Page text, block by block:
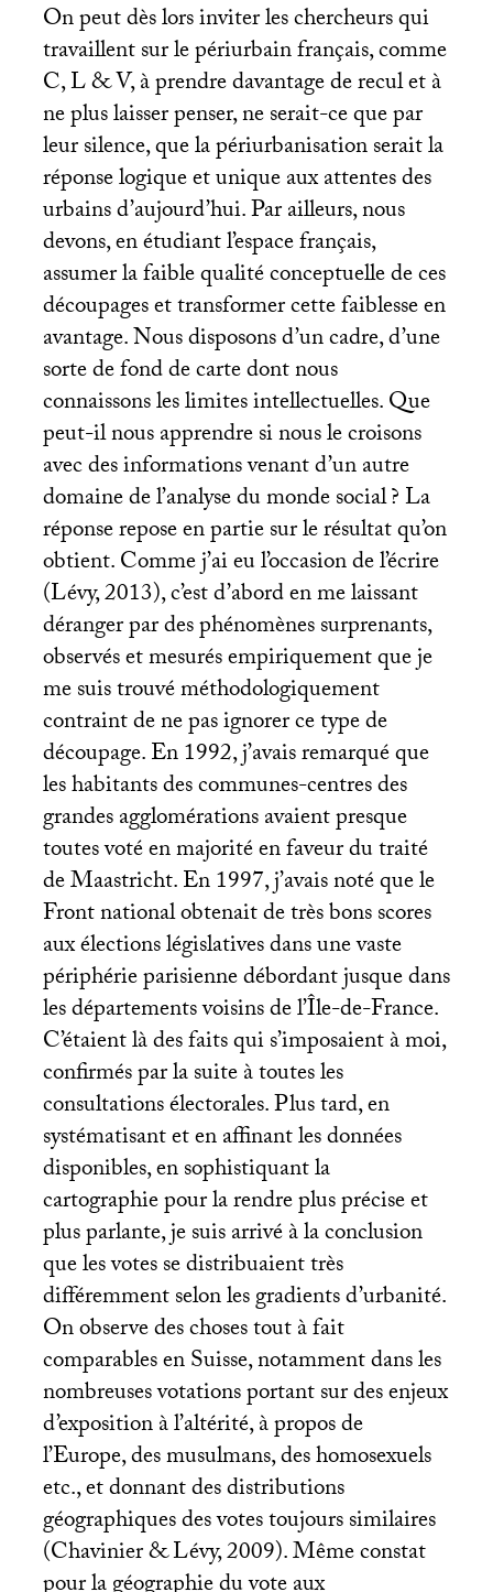
On peut dès lors inviter les chercheurs qui
travaillent sur le périurbain français, comme
C, L & V, à prendre davantage de recul et à
ne plus laisser penser, ne serait-ce que par
leur silence, que la périurbanisation serait la
réponse logique et unique aux attentes des
urbains d’aujourd’hui. Par ailleurs, nous
devons, en étudiant l’espace français,
assumer la faible qualité conceptuelle de ces
découpages et transformer cette faiblesse en
avantage. Nous disposons d’un cadre, d’une
sorte de fond de carte dont nous
connaissons les limites intellectuelles. Que
peut-il nous apprendre si nous le croisons
avec des informations venant d’un autre
domaine de l’analyse du monde social? La
réponse repose en partie sur le résultat qu’on
obtient. Comme j’ai eu l’occasion de l’écrire
(Lévy, 2013), c’est d’abord en me laissant
déranger par des phénomènes surprenants,
observés et mesurés empiriquement que je
me suis trouvé méthodologiquement
contraint de ne pas ignorer ce type de
découpage. En 1992, j’avais remarqué que
les habitants des communes-centres des
grandes agglomérations avaient presque
toutes voté en majorité en faveur du traité
de Maastricht. En 1997, j’avais noté que le
Front national obtenait de très bons scores
aux élections législatives dans une vaste
périphérie parisienne débordant jusque dans
les départements voisins de l’Île-de-France.
C’étaient là des faits qui s’imposaient à moi,
confirmés par la suite à toutes les
consultations électorales. Plus tard, en
systématisant et en affinant les données
disponibles, en sophistiquant la
cartographie pour la rendre plus précise et
plus parlante, je suis arrivé à la conclusion
que les votes se distribuaient très
différemment selon les gradients d’urbanité.
On observe des choses tout à fait
comparables en Suisse, notamment dans les
nombreuses votations portant sur des enjeux
d’exposition à l’altérité, à propos de
l’Europe, des musulmans, des homosexuels
etc., et donnant des distributions
géographiques des votes toujours similaires
(Chavinier & Lévy, 2009). Même constat